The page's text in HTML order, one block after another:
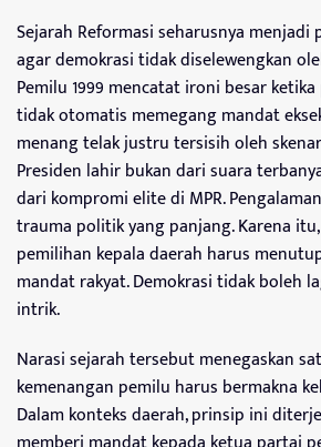
Sejarah Reformasi seharusnya
agar demokrasi tidak diselewengkan
Pemilu 1999 mencatat ironi besar
tidak otomatis memegang mandat
menang telak justru tersisih oleh
Presiden lahir bukan dari suara
dari kompromi elite di MPR.
trauma politik yang panjang. Karena
pemilihan kepala daerah harus
mandat rakyat. Demokrasi tidak boleh
intrik.
Narasi sejarah tersebut menegaskan
kemenangan pemilu harus bermakna
Dalam konteks daerah, prinsip ini